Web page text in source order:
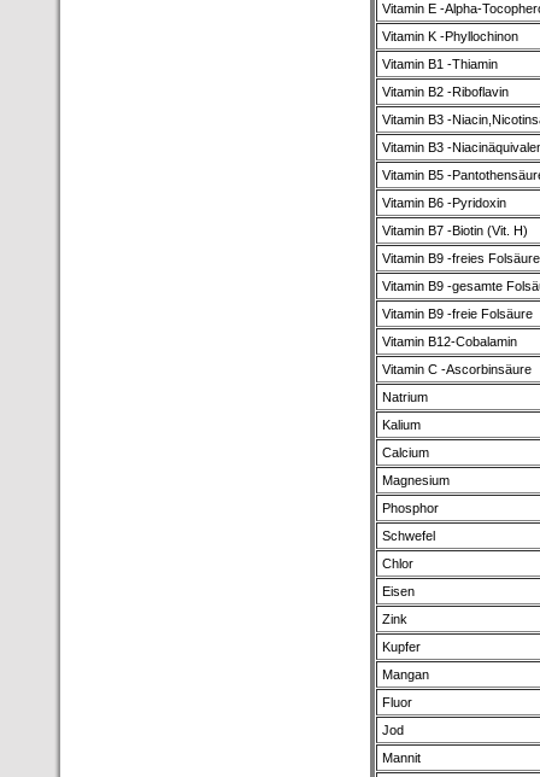
Vitamin E -Alpha-
Vitamin K -Phyllochinon
Vitamin B1 -Thiamin
Vitamin B2 -Riboflavin
Vitamin B3 -
Vitamin B3 -
Vitamin B5 -
Vitamin B6 -Pyridoxin
Vitamin B7 -Biotin (Vit. H)
Vitamin B9 -freies
Vitamin B9 -gesamte
Vitamin B9 -freie Folsäure
Vitamin B12-Cobalamin
Vitamin C -Ascorbinsäure
Natrium
Kalium
Calcium
Magnesium
Phosphor
Schwefel
Chlor
Eisen
Zink
Kupfer
Mangan
Fluor
Jod
Mannit